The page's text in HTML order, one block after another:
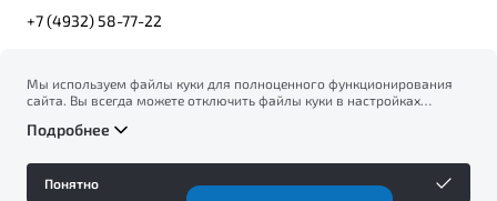
+7 (4932) 58-77-22
© 2026
Политика конфиденциальности персональных данных
Мы используем файлы куки для полноценного функционирования
сайта. Вы всегда можете отключить файлы куки в настройках
на сбор и использование файлов куки, и подтверждаете
возможной блокировке файлов куки вПолитике
конфиденциальности
Подробнее
Понятно